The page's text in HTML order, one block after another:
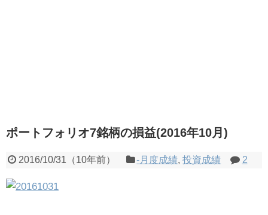
ポートフォリオ7銘柄の損益(2016年10月)
2016/10/31 （10年前） -月度成績,投資成績 2